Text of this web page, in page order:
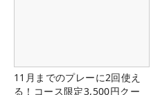
11月までのプレーに2回使え
る！コース限定3,500円クー